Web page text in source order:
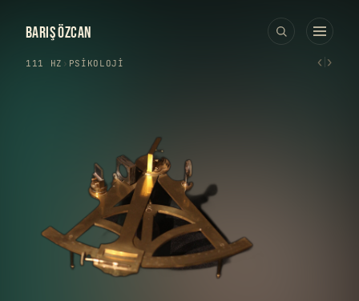
BARIŞ ÖZCAN
111 HZ › PSIKOLOJI ‹ ›